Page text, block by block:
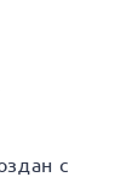
с